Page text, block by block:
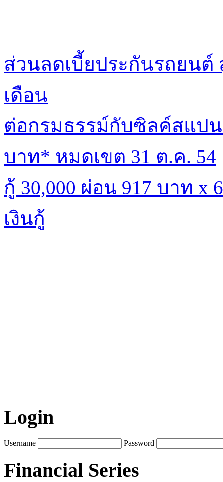
ส่วนลดเบี้ยประกันรถยนต์
เดือน
ต่อกรมธรรม์กับซิลค์สแป
บาท* หมดเขต 31 ต.ค. 54
กู้ 30,000 ผ่อน 917 บาท x
เงินกู้
Login
Username Password
Financial Series